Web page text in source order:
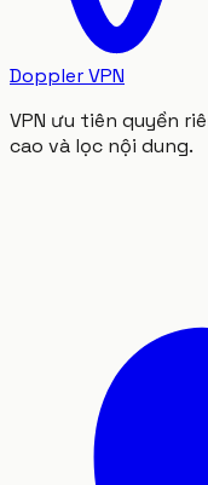
Doppler VPN
VPN ưu tiên quyền
cao và lọc nội dung.